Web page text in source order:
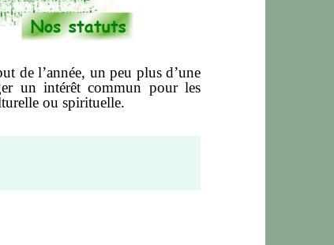
de l’année, un peu plus d’une
un intérêt commun pour les
ou spirituelle.